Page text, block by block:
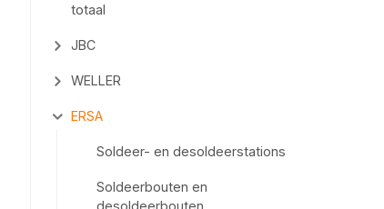
totaal
JBC
WELLER
ERSA
Soldeer- en desoldeerstations
Soldeerbouten en